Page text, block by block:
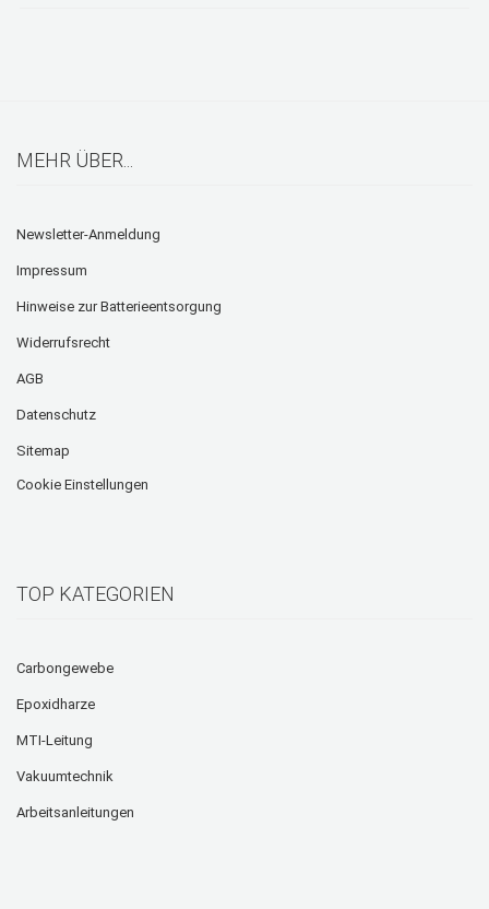
MEHR ÜBER...
Newsletter-Anmeldung
Impressum
Hinweise zur Batterieentsorgung
Widerrufsrecht
AGB
Datenschutz
Sitemap
Cookie Einstellungen
TOP KATEGORIEN
Carbongewebe
Epoxidharze
MTI-Leitung
Vakuumtechnik
Arbeitsanleitungen